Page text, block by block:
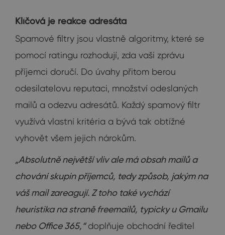
Klíčová je reakce adresáta
Spamové filtry jsou vlastně algoritmy, které se
pomocí ratingu rozhodují, zda vaši zprávu
příjemci doručí. Do úvahy přitom berou
odesilatelovu reputaci, množství odeslaných
mailů a odezvu adresátů. Každý spamový filtr
využívá vlastní kritéria a bývá tak obtížné
vyhovět všem jejich nárokům.
„Absolutně největší vliv ale má obsah mailů a
chování skupin příjemců, tedy způsob, jakým na
váš mail zareagují. Z toho také vychází
heuristika na straně freemailů, typicky u Gmailu
nebo Office 365,“doplňuje obchodní ředitel